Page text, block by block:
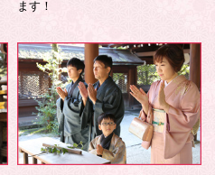
ます！